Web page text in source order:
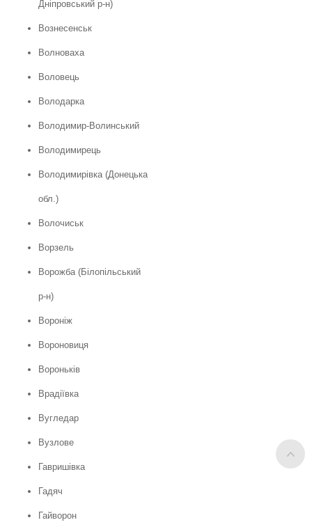
Дніпровський р-н)
Вознесенськ
Волноваха
Воловець
Володарка
Володимир-Волинський
Володимирець
Володимирівка (Донецька
обл.)
Волочиськ
Ворзель
Ворожба (Білопільський
р-н)
Вороніж
Вороновиця
Вороньків
Врадіївка
Вугледар
Вузлове
Гавришівка
Гадяч
Гайворон